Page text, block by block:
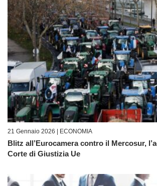
21 Gennaio 2026 | ECONOMIA
Blitz all’Eurocamera contro il Mercosur,
Corte di Giustizia Ue